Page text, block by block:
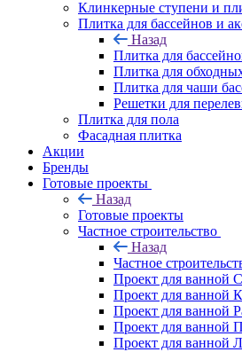
Клинкерные ступени и
Плитка для бассейнов и
Назад
Плитка для
Плитка для
Плитка для чаши
Решетки для
Плитка для пола
Фасадная плитка
Акции
Бренды
Готовые проекты
Назад
Готовые проекты
Частное строительство
Назад
Частное
Проект для ванной
Проект для ванной
Проект для ванной
Проект для ванной
Проект для ванной